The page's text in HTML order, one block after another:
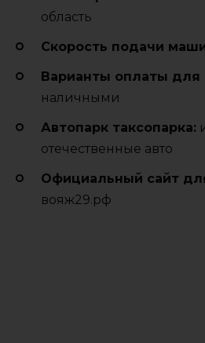
область
Cкорость подачи
Варианты оплаты для
наличными
Автопарк таксопарка:
отечественные авто
Официальный сайт
вояж29.рф